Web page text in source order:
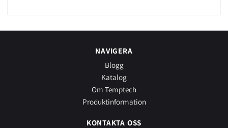
NAVIGERA
Blogg
Katalog
Om Temptech
Produktinformation
KONTAKTA OSS